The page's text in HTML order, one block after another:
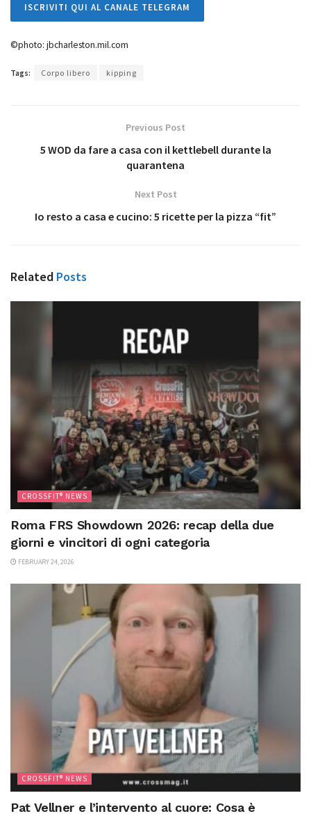
ISCRIVITI QUI AL CANALE TELEGRAM
©photo: jbcharleston.mil.com
Tags: Corpo libero kipping
Previous Post
5 WOD da fare a casa con il kettlebell durante la
quarantena
Next Post
Io resto a casa e cucino: 5 ricette per la pizza “fit”
Related Posts
CROSSFIT® NEWS
Roma FRS Showdown 2026: recap della due
giorni e vincitori di ogni categoria
FEBRUARY 24, 2026
CROSSFIT® NEWS
Pat Vellner e l’intervento al cuore: Cosa è